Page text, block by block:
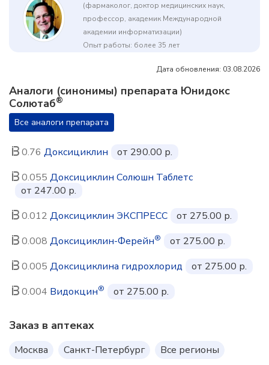
(фармаколог, доктор медицинских наук,
профессор, академик Международной
академии информатизации)
Опыт работы: более 35 лет
Дата обновления: 03.08.2026
Аналоги (синонимы) препарата Юнидокс
Солютаб®
Все аналоги препарата
0.76 Доксициклин
от 290.00 р.
0.055 Доксициклин Солюшн Таблетс
от 247.00 р.
0.012 Доксициклин ЭКСПРЕСС
от 275.00 р.
0.008 Доксициклин-Ферейн®
от 275.00 р.
0.005 Доксициклина гидрохлорид
от 275.00 р.
0.004 Видокцин® от 275.00 р.
Заказ в аптеках
Москва Санкт-Петербург Все регионы